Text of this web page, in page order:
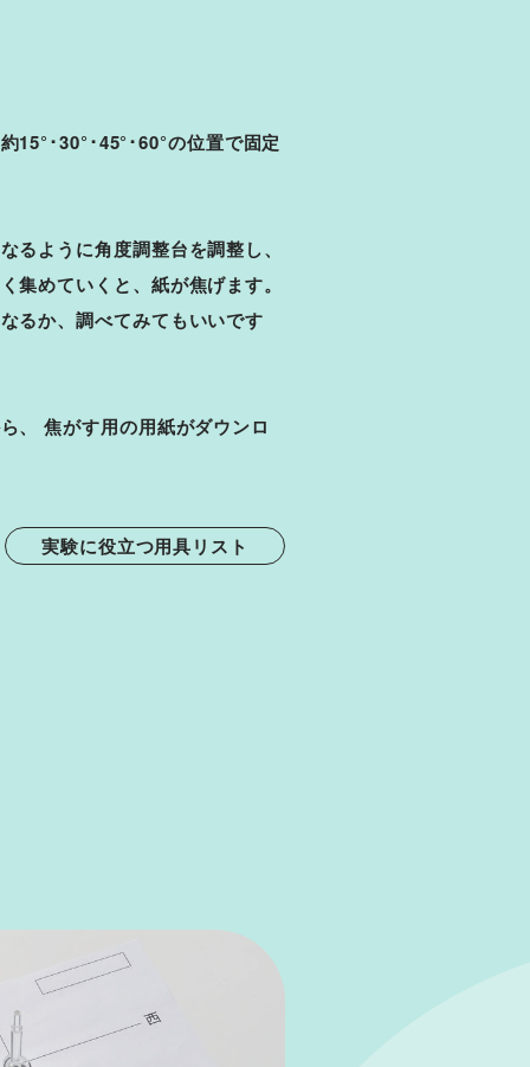
15°･30°･45°･60°の位置で固定
るように角度調整台を調整し、
集めていくと、紙が焦げます。
るか、調べてみてもいいです
、 焦がす用の用紙がダウンロ
実験に役立つ用具リスト